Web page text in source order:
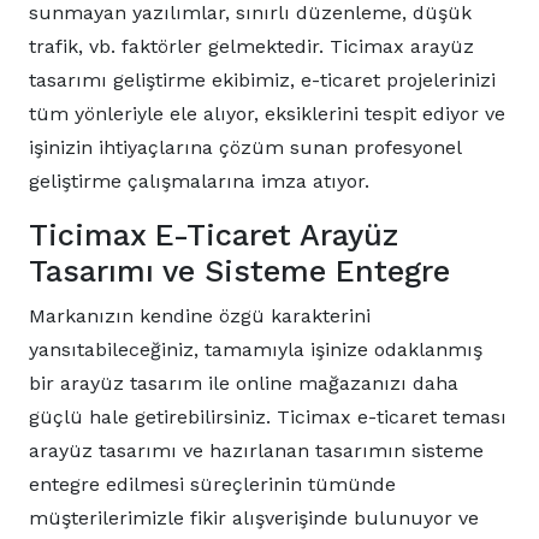
sunmayan yazılımlar, sınırlı düzenleme, düşük
trafik, vb. faktörler gelmektedir. Ticimax arayüz
tasarımı geliştirme ekibimiz, e-ticaret projelerinizi
tüm yönleriyle ele alıyor, eksiklerini tespit ediyor ve
işinizin ihtiyaçlarına çözüm sunan profesyonel
geliştirme çalışmalarına imza atıyor.
Ticimax E-Ticaret Arayüz
Tasarımı ve Sisteme Entegre
Markanızın kendine özgü karakterini
yansıtabileceğiniz, tamamıyla işinize odaklanmış
bir arayüz tasarım ile online mağazanızı daha
güçlü hale getirebilirsiniz. Ticimax e-ticaret teması
arayüz tasarımı ve hazırlanan tasarımın sisteme
entegre edilmesi süreçlerinin tümünde
müşterilerimizle fikir alışverişinde bulunuyor ve